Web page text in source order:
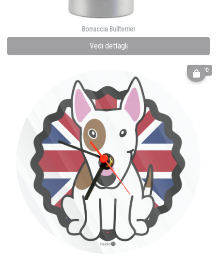
Borraccia Bullterrier
Vedi dettagli
€ 32.00